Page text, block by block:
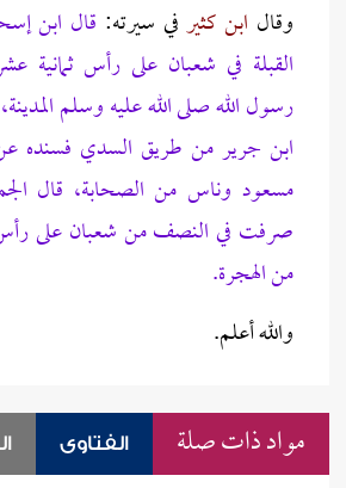
وقال ابن كثيرفي سيرته: قال ابن
القبلة في شعبان على رأس ثمانية
رسول الله صلى الله عليه وسلم
ابن جرير من طريق السدي فسنده
مسعود وناس من الصحابة، قال
صرفت في النصف من شعبان على رأس
من الهجرة.
والله أعلم.
مواد ذات صلة الفتاوى